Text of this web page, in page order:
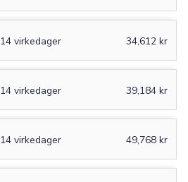
34,612 kr
14 virkedager
39,184 kr
14 virkedager
49,768 kr
14 virkedager